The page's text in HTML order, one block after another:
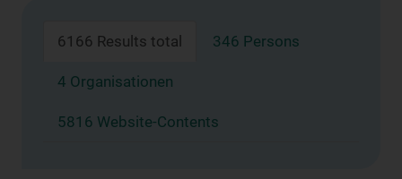
6166 Results total 346 Persons
4 Organisationen
5816 Website-Contents